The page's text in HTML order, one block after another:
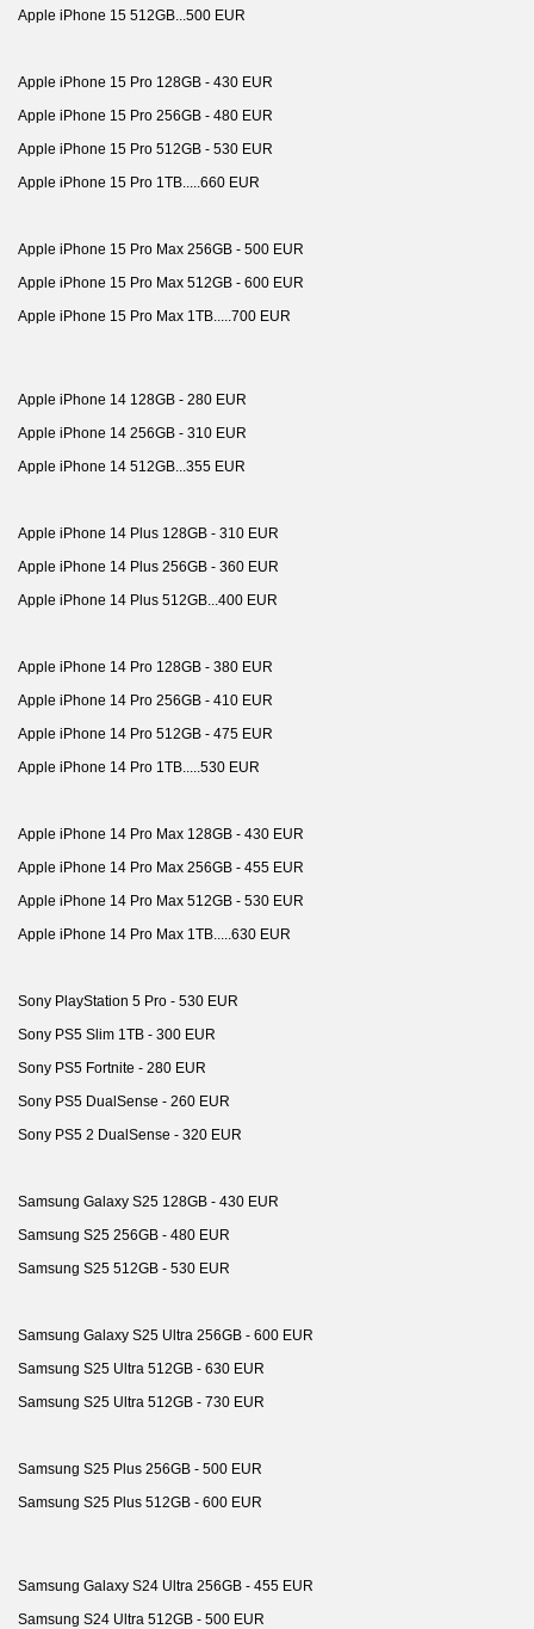
Apple iPhone 15 512GB...500 EUR
Apple iPhone 15 Pro 128GB - 430 EUR
Apple iPhone 15 Pro 256GB - 480 EUR
Apple iPhone 15 Pro 512GB - 530 EUR
Apple iPhone 15 Pro 1TB.....660 EUR
Apple iPhone 15 Pro Max 256GB - 500 EUR
Apple iPhone 15 Pro Max 512GB - 600 EUR
Apple iPhone 15 Pro Max 1TB.....700 EUR
Apple iPhone 14 128GB - 280 EUR
Apple iPhone 14 256GB - 310 EUR
Apple iPhone 14 512GB...355 EUR
Apple iPhone 14 Plus 128GB - 310 EUR
Apple iPhone 14 Plus 256GB - 360 EUR
Apple iPhone 14 Plus 512GB...400 EUR
Apple iPhone 14 Pro 128GB - 380 EUR
Apple iPhone 14 Pro 256GB - 410 EUR
Apple iPhone 14 Pro 512GB - 475 EUR
Apple iPhone 14 Pro 1TB.....530 EUR
Apple iPhone 14 Pro Max 128GB - 430 EUR
Apple iPhone 14 Pro Max 256GB - 455 EUR
Apple iPhone 14 Pro Max 512GB - 530 EUR
Apple iPhone 14 Pro Max 1TB.....630 EUR
Sony PlayStation 5 Pro - 530 EUR
Sony PS5 Slim 1TB - 300 EUR
Sony PS5 Fortnite - 280 EUR
Sony PS5 DualSense - 260 EUR
Sony PS5 2 DualSense - 320 EUR
Samsung Galaxy S25 128GB - 430 EUR
Samsung S25 256GB - 480 EUR
Samsung S25 512GB - 530 EUR
Samsung Galaxy S25 Ultra 256GB - 600 EUR
Samsung S25 Ultra 512GB - 630 EUR
Samsung S25 Ultra 512GB - 730 EUR
Samsung S25 Plus 256GB - 500 EUR
Samsung S25 Plus 512GB - 600 EUR
Samsung Galaxy S24 Ultra 256GB - 455 EUR
Samsung S24 Ultra 512GB - 500 EUR